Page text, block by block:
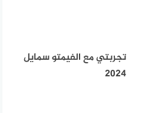
تجربتي مع الفيمتو سمايل
2024